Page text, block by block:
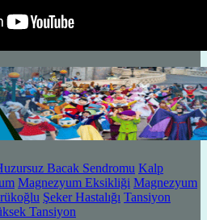
Bacak Sendromu Kalp
Magnezyum Eksikliği Magnezyum
Şeker Hastalığı Tansiyon
Tansiyon